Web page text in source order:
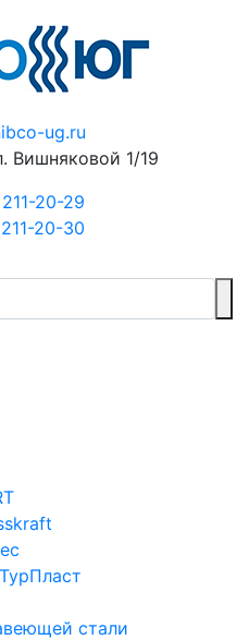
ug.ru
Вишняковой 1/19
20-29
20-30
стали